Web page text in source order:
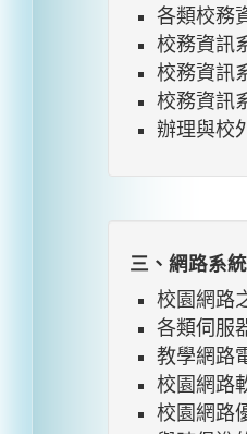
各類校務
校務資訊
校務資訊
校務資訊
辦理與校
三、網路系
校園網路
各類伺服
教學網路
校園網路
校園網路